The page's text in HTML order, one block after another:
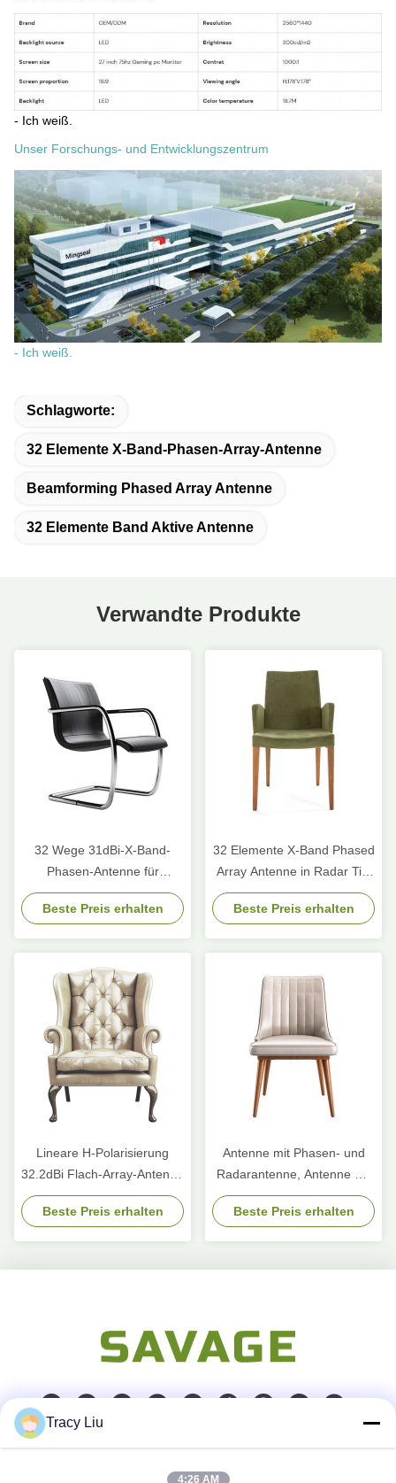
- Ich weiß.
Unser Forschungs- und Entwicklungszentrum
- Ich weiß.
Schlagworte:
32 Elemente X-Band-Phasen-Array-Antenne
Beamforming Phased Array Antenne
32 Elemente Band Aktive Antenne
Verwandte Produkte
32 Wege 31dBi-X-Band-
Phasen-Antenne für
Luftraumüberwachung
Beste Preis erhalten
32 Elemente X-Band Phased
Array Antenne in Radar Tile
Space Based Beamforming
Beste Preis erhalten
Lineare H-Polarisierung
32.2dBi Flach-Array-Antenne
für Satellitenkommunikation
Beste Preis erhalten
Antenne mit Phasen- und
Radarantenne, Antenne mit
Schlitten, Schlitten- und
Spaltantenne
Beste Preis erhalten
Tracy Liu
4:26 AM